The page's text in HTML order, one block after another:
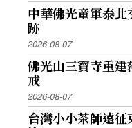
中華佛光童軍泰
跡
2026-08-07
佛光山三寶寺重
戒
2026-08-07
台灣小小茶師遠